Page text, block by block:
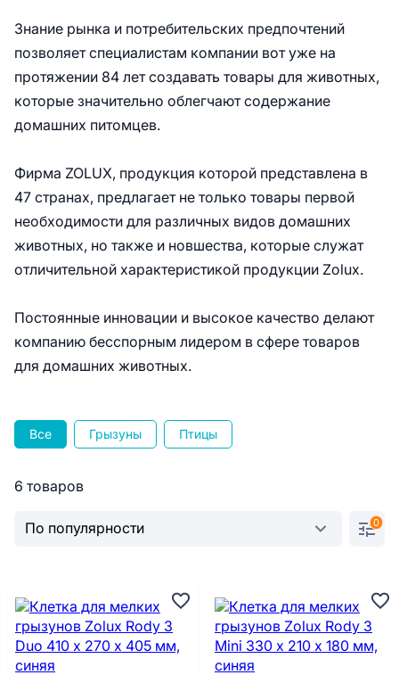
Знание рынка и потребительских предпочтений
позволяет специалистам компании вот уже на
протяжении 84 лет создавать товары для животных,
которые значительно облегчают содержание
домашних питомцев.
Фирма ZOLUX, продукция которой представлена в
47 странах, предлагает не только товары первой
необходимости для различных видов домашних
животных, но также и новшества, которые служат
отличительной характеристикой продукции Zolux.
Постоянные инновации и высокое качество делают
компанию бесспорным лидером в сфере товаров
для домашних животных.
Все Грызуны Птицы
6 товаров
0